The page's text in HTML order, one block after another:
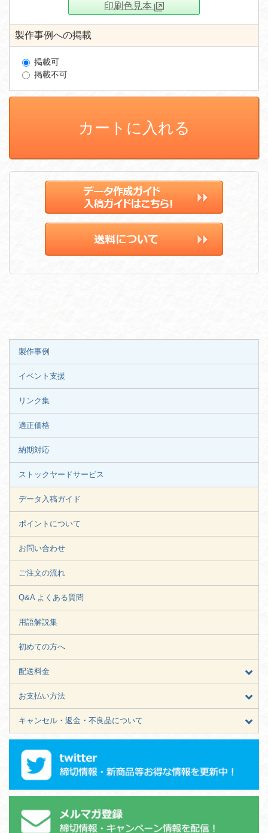
印刷色見本
製作事例への掲載
掲載可
掲載不可
製作事例
イベント支援
リンク集
適正価格
納期対応
ストックヤードサービス
データ入稿ガイド
ポイントについて
お問い合わせ
ご注文の流れ
Q&A よくある質問
用語解説集
初めての方へ
配送料金
お支払い方法
キャンセル・返金・不良品について